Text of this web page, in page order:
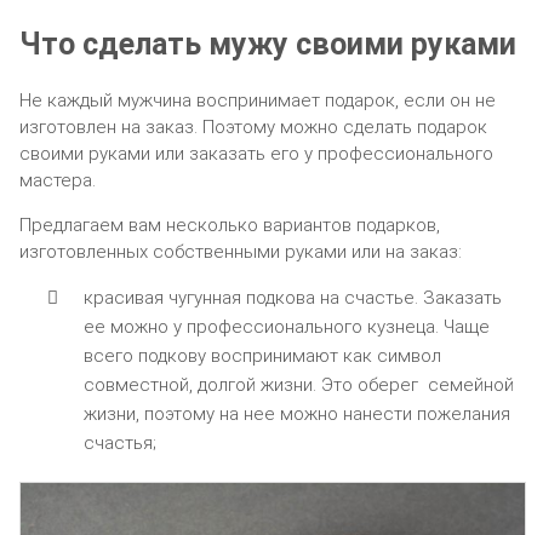
Что сделать мужу своими руками
Не каждый мужчина воспринимает подарок, если он не
изготовлен на заказ. Поэтому можно сделать подарок
своими руками или заказать его у профессионального
мастера.
Предлагаем вам несколько вариантов подарков,
изготовленных собственными руками или на заказ:
красивая чугунная подкова на счастье. Заказать
ее можно у профессионального кузнеца. Чаще
всего подкову воспринимают как символ
совместной, долгой жизни. Это оберег семейной
жизни, поэтому на нее можно нанести пожелания
счастья;